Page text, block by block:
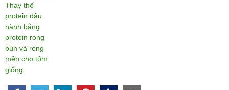
Thay thế
protein đậu
nành bằng
protein rong
bún và rong
mền cho tôm
giống